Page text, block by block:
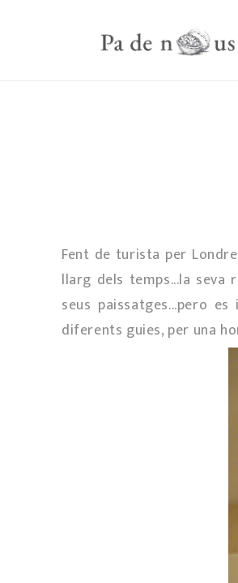
Fent de turista per
llarg dels temps...la seva
seus paissatges...pero
diferents guies, per una